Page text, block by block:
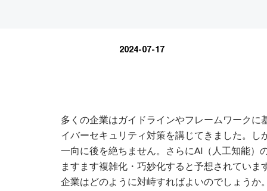
2024-07-17
多くの企業はガイドラインやフレームワークに
イバーセキュリティ対策を講じてきました。し
一向に後を絶ちません。さらにAI（人工知能）
ますます複雑化・巧妙化すると予想されていま
企業はどのように対峙すればよいのでしょうか